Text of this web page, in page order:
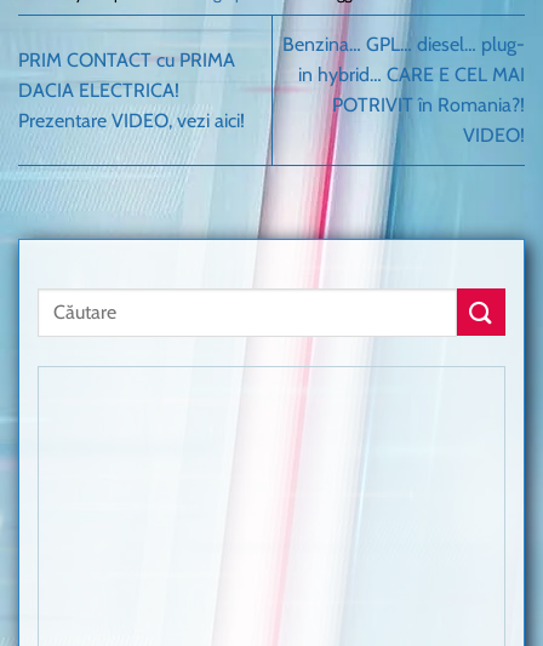
PRIM CONTACT cu PRIMA
DACIA ELECTRICA!
Prezentare VIDEO, vezi aici!
Benzina… GPL… diesel… plug-
in hybrid… CARE E CEL MAI
POTRIVIT în Romania?!
VIDEO!